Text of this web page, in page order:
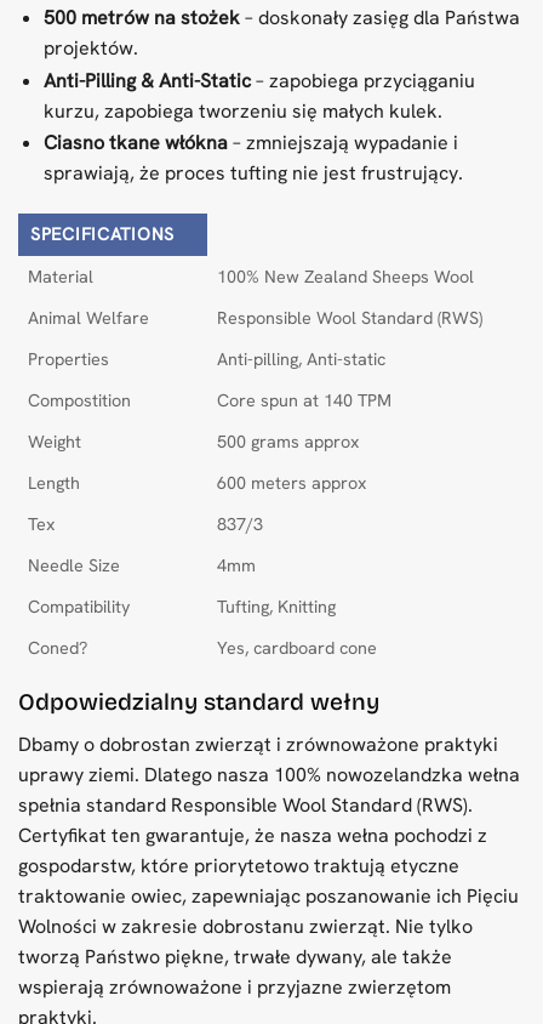
500 metrów na stożek– doskonały zasięg dla Państwa
projektów.
Anti-Pilling & Anti-Static– zapobiega przyciąganiu
kurzu, zapobiega tworzeniu się małych kulek.
Ciasno tkane włókna– zmniejszają wypadanie i
sprawiają, że proces tufting nie jest frustrujący.
SPECIFICATIONS
Material
100% New Zealand Sheeps Wool
Animal Welfare
Responsible Wool Standard (RWS)
Properties
Anti-pilling, Anti-static
Compostition
Core spun at 140 TPM
Weight
500 grams approx
Length
600 meters approx
Tex
837/3
Needle Size
4mm
Compatibility
Tufting, Knitting
Coned?
Yes, cardboard cone
Odpowiedzialny standard wełny
Dbamy o dobrostan zwierząt i zrównoważone praktyki
uprawy ziemi. Dlatego nasza 100% nowozelandzka wełna
spełnia standard Responsible Wool Standard (RWS).
Certyfikat ten gwarantuje, że nasza wełna pochodzi z
gospodarstw, które priorytetowo traktują etyczne
traktowanie owiec, zapewniając poszanowanie ich Pięciu
Wolności w zakresie dobrostanu zwierząt. Nie tylko
tworzą Państwo piękne, trwałe dywany, ale także
wspierają zrównoważone i przyjazne zwierzętom
praktyki.